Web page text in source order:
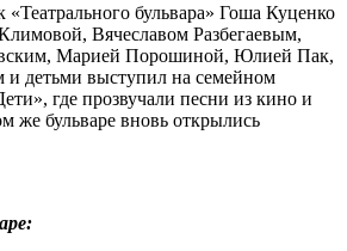
бульвара» Гоша Куценко
Вячеславом Разбегаевым,
Марией Порошиной, Юлией Пак,
детьми выступил на семейном
где прозвучали песни из кино и
же бульваре вновь открылись